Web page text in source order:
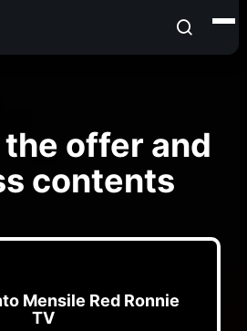
offer and
contents
Mensile Red Ronnie
TV